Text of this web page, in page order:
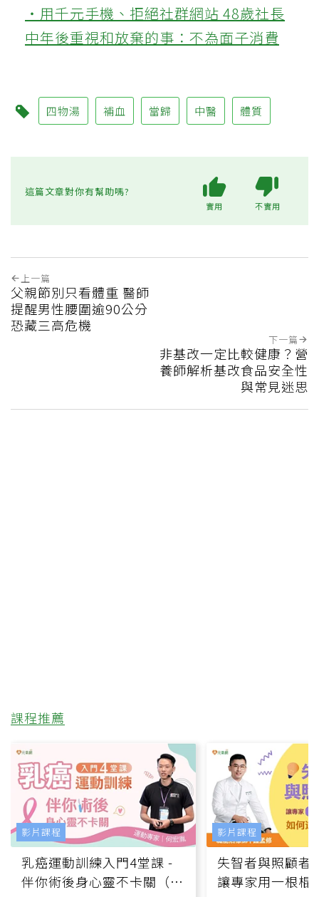
‧用千元手機、拒絕社群網站 48歲社長
中年後重視和放棄的事：不為面子消費
四物湯 補血 當歸 中醫 體質
這篇文章對你有幫助嗎?
實用 不實用
上一篇
父親節別只看體重 醫師
提醒男性腰圍逾90公分
恐藏三高危機
下一篇
非基改一定比較健康？營
養師解析基改食品安全性
與常見迷思
課程推薦
乳癌運動訓練入門4堂課 -
伴你術後身心靈不卡關（線
影片課程
失智者與照顧者
讓專家用一根棍
影片課程